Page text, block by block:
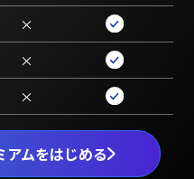
アムをはじめる
×
×
×